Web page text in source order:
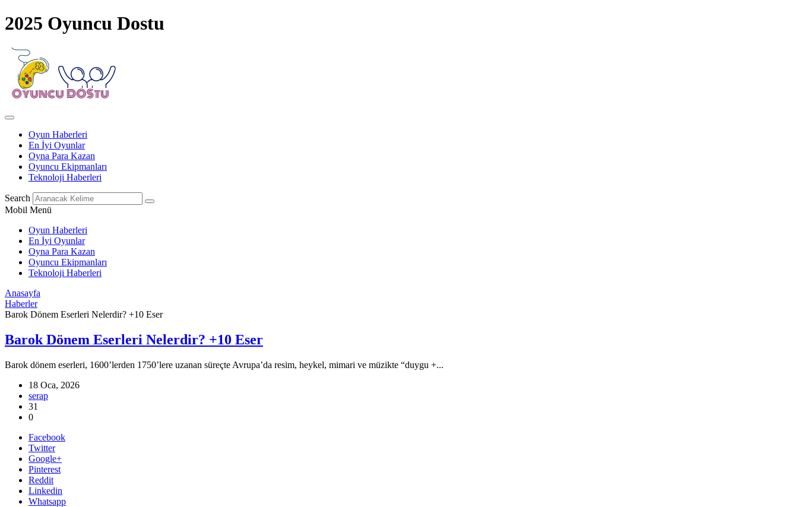
2025 Oyuncu Dostu
Oyun Haberleri
En İyi Oyunlar
Oyna Para Kazan
Oyuncu Ekipmanları
Teknoloji Haberleri
Search
Mobil Menü
Oyun Haberleri
En İyi Oyunlar
Oyna Para Kazan
Oyuncu Ekipmanları
Teknoloji Haberleri
Anasayfa
Haberler
Barok Dönem Eserleri Nelerdir? +10 Eser
Barok Dönem Eserleri Nelerdir? +10 Eser
Barok dönem eserleri, 1600’lerden 1750’lere uzanan süreçte Avrupa’da resim, heykel, mimari ve müzikte “duygu +...
18 Oca, 2026
serap
31
0
Facebook
Twitter
Google+
Pinterest
Reddit
Linkedin
Whatsapp